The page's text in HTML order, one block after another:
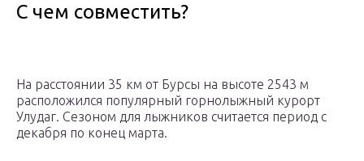
С чем совместить?
На расстоянии 35 км от Бурсы на высоте 2543 м
расположился популярный горнолыжный курорт
Улудаг. Сезоном для лыжников считается период с
декабря по конец марта.